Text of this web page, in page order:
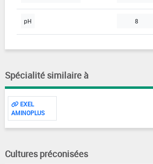
pH 8
Spécialité similaire à
EXEL
AMINOPLUS
Cultures préconisées